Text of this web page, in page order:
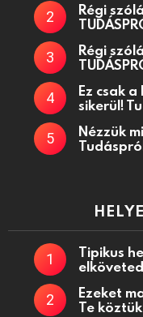
Régi
Régi
Ez csak
sikerül!
Nézzük
Tipikus
Ezeket
Te